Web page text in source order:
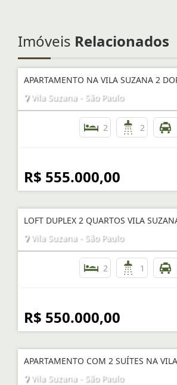
ImóveisRelacionados
APARTAMENTO NA VILA SUZANA 2
2
R$ 555.000,00
LOFT DUPLEX 2 QUARTOS VILA
2
R$ 550.000,00